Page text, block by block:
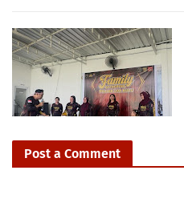
Post a Comment